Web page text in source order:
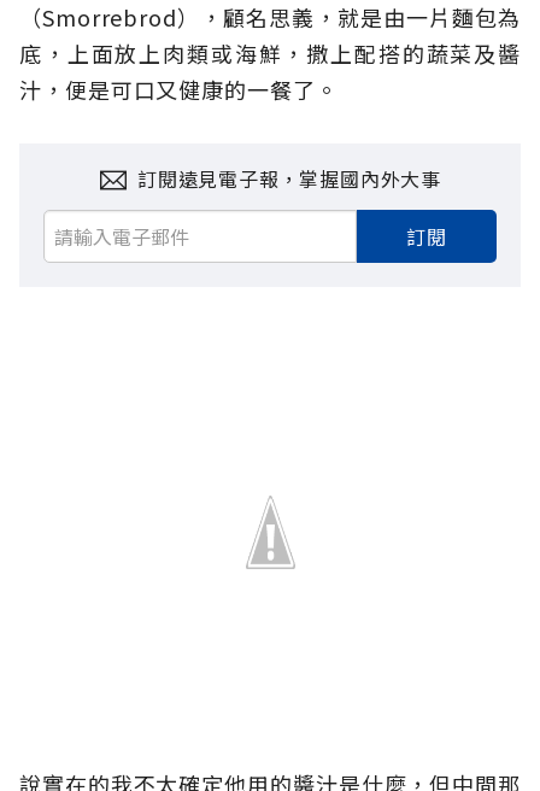
（Smorrebrod），顧名思義，就是由一片麵包為
底，上面放上肉類或海鮮，撒上配搭的蔬菜及醬
汁，便是可口又健康的一餐了。
訂閱遠見電子報，掌握國內外大事
訂閱
說實在的我不太確定他用的醬汁是什麼，但中間那